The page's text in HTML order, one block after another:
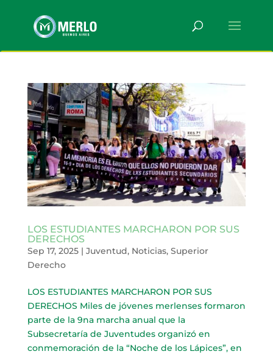
LOS ESTUDIANTES MARCHARON POR SUS
DERECHOS
Sep 17, 2025| Juventud, Noticias, Superior
Derecho
LOS ESTUDIANTES MARCHARON POR SUS
DERECHOS Miles de jóvenes merlenses formaron
parte de la 9na marcha anual que la
Subsecretaría de Juventudes organizó en
conmemoración de la “Noche de los Lápices”, en